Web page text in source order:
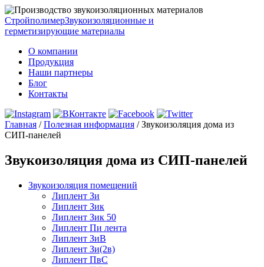
СтройполимерЗвукоизоляционные и
герметизирующие материалы
О компании
Продукция
Наши партнеры
Блог
Контакты
Главная /Полезная информация /Звукоизоляция дома из
СИП-панелей
Звукоизоляция дома из СИП-панелей
Звукоизоляция помещений
Липлент Зи
Липлент Зик
Липлент Зик 50
Липлент Пи лента
Липлент ЗиВ
Липлент Зи(2в)
Липлент ПвC